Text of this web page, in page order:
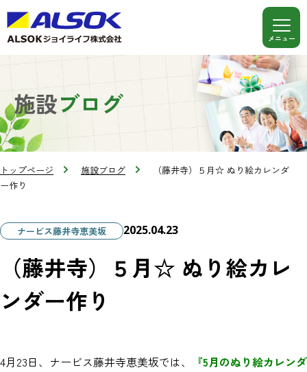
施設ブログ
トップページ 施設ブログ
（藤井寺）５月☆ ぬり絵カレンダ
ー作り
ナービス藤井寺恵美坂 2025.04.23
（藤井寺）５月☆ ぬり絵カレ
ンダー作り
4月23日、ナービス藤井寺恵美坂では、
『5月のぬり絵カレンダ